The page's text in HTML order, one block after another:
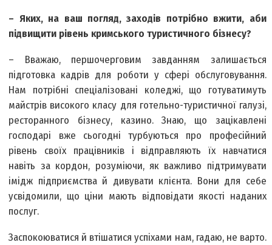
– Яких, на ваш погляд, заходів потрібно вжити, аби
підвищити рівень кримського туристичного бізнесу?
– Вважаю, першочерговим завданням залишається
підготовка кадрів для роботи у сфері обслуговування.
Нам потрібні спеціалізовані коледжі, що готуватимуть
майстрів високого класу для готельно-туристичної галузі,
ресторанного бізнесу, казино. Знаю, що зацікавлені
господарі вже сьогодні турбуються про професійний
рівень своїх працівників і відправляють їх навчатися
навіть за кордон, розуміючи, як важливо підтримувати
імідж підприємства й дивувати клієнта. Вони для себе
усвідомили, що ціни мають відповідати якості наданих
послуг.
Заспокоюватися й втішатися успіхами нам, гадаю, не варто.